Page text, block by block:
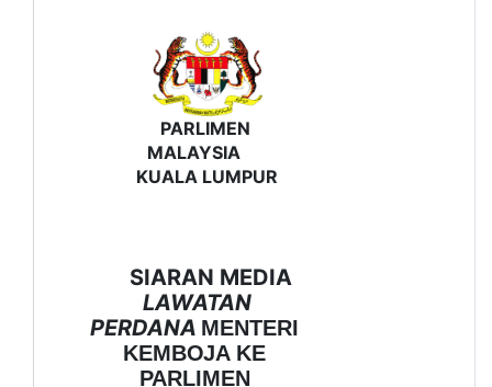
PARLIMEN
MALAYSIA
KUALA LUMPUR
SIARAN MEDIA
LAWATAN
PERDANA MENTERI
KEMBOJA KE
PARLIMEN